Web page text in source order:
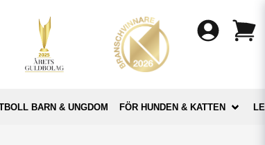
BARN & UNGDOM FÖR HUNDEN & KATTEN